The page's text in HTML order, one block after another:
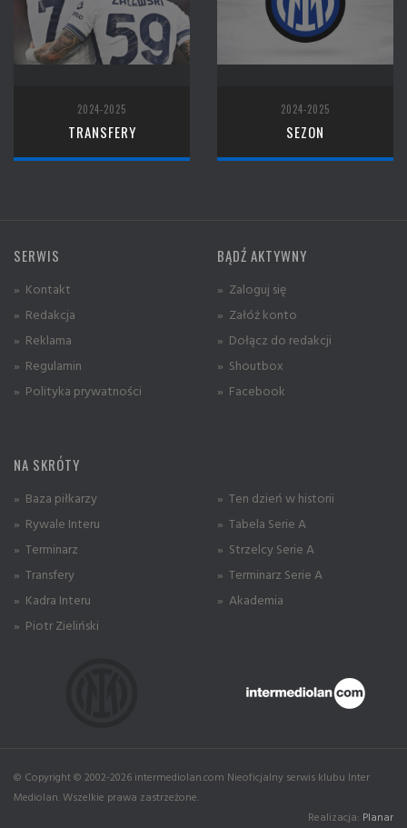
2024-2025
TRANSFERY
2024-2025
SEZON
SERWIS
» Kontakt
» Redakcja
» Reklama
» Regulamin
» Polityka prywatności
BĄDŹ AKTYWNY
» Zaloguj się
» Załóż konto
» Dołącz do redakcji
» Shoutbox
» Facebook
NA SKRÓTY
» Baza piłkarzy
» Rywale Interu
» Terminarz
» Transfery
» Kadra Interu
» Piotr Zieliński
» Ten dzień w historii
» Tabela Serie A
» Strzelcy Serie A
» Terminarz Serie A
» Akademia
© Copyright © 2002-2026 intermediolan.com Nieoficjalny serwis klubu Inter
Mediolan. Wszelkie prawa zastrzeżone.
Realizacja: Planar